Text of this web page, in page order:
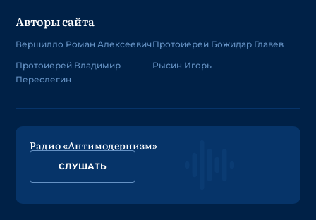
Авторы сайта
Вершилло Роман Алексеевич
Протоиерей Владимир
Переслегин
Протоиерей Божидар Главев
Рысин Игорь
Радио «Антимодернизм»
СЛУШАТЬ